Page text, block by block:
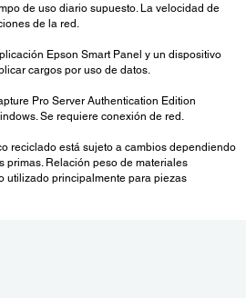
de uso diario supuesto. La velocidad de
de la red.
Epson Smart Panel y un dispositivo
cargos por uso de datos.
Pro Server Authentication Edition
Se requiere conexión de red.
reciclado está sujeto a cambios dependiendo
primas. Relación peso de materiales
utilizado principalmente para piezas